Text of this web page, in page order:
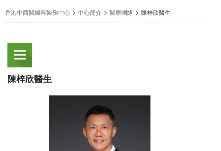
香港中西醫婦科醫務中心 > 中心簡介 > 醫療團隊 > 陳梓欣醫生
陳梓欣醫生